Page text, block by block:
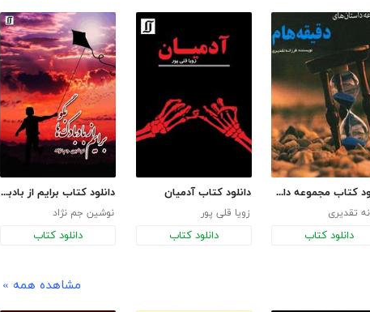
دانلود کتاب مجموعه داستان‌های دقیقه‌هام
تقدیری
دانلود کتاب
دانلود کتاب آدمیان
زویا قلی پور
دانلود کتاب
دانلود کتاب برایم از بادبادک‌ها بگو
نوشین جم نژاد
دانلود کتاب
مشاهده همه »